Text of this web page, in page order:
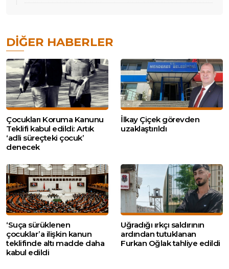
DIĞER HABERLER
Çocukları Koruma Kanunu
Teklifi kabul edildi: Artık
‘adli süreçteki çocuk’
denecek
İlkay Çiçek görevden
uzaklaştırıldı
‘Suça sürüklenen
çocuklar’a ilişkin kanun
teklifinde altı madde daha
kabul edildi
Uğradığı ırkçı saldırının
ardından tutuklanan
Furkan Oğlak tahliye edildi